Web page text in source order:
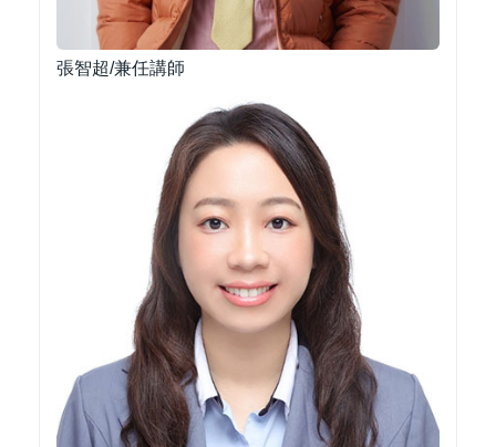
張智超/兼任講師